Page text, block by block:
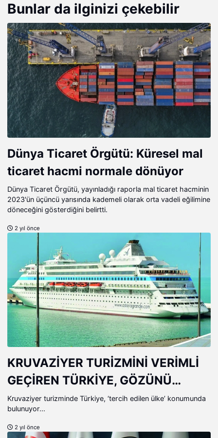
Bunlar da ilginizi çekebilir
Dünya Ticaret Örgütü: Küresel mal
ticaret hacmi normale dönüyor
Dünya Ticaret Örgütü, yayınladığı raporla mal ticaret hacminin
2023'ün üçüncü yarısında kademeli olarak orta vadeli eğilimine
döneceğini gösterdiğini belirtti.
2 yıl önce
KRUVAZİYER TURİZMİNİ VERİMLİ
GEÇİREN TÜRKİYE, GÖZÜNÜ
2024’E ÇEVİRDİ
Kruvaziyer turizminde Türkiye, ‘tercih edilen ülke’ konumunda
bulunuyor...
2 yıl önce